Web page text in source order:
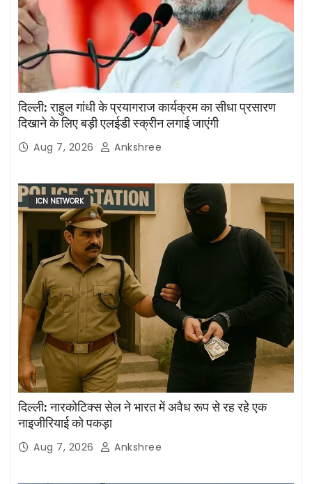
दिल्ली: राहुल गांधी के प्रयागराज कार्यक्रम का सीधा प्रसारण
दिखाने के लिए बड़ी एलईडी स्क्रीन लगाई जाएंगी
Aug 7, 2026 Ankshree
ICN NETWORK
दिल्ली: नारकोटिक्स सेल ने भारत में अवैध रूप से रह रहे एक
नाइजीरियाई को पकड़ा
Aug 7, 2026 Ankshree